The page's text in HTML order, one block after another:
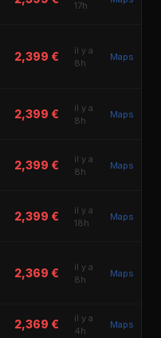
17h
2,399 €
il y a
8h
Maps
2,399 €
il y a
8h
Maps
2,399 €
il y a
8h
Maps
2,399 €
il y a
18h
Maps
2,369 €
il y a
8h
Maps
2,369 €
il y a
4h
Maps